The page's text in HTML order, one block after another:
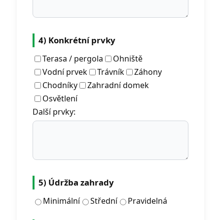
4) Konkrétní prvky
Terasa / pergola
Ohniště
Vodní prvek
Trávník
Záhony
Chodníky
Zahradní domek
Osvětlení
Další prvky:
5) Údržba zahrady
Minimální Střední Pravidelná